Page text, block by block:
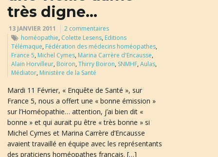
très digne…
13 JANVIER 2011
2 commentaires
homéopathie, Colette Lesens, Editions
Télémaque, Fédération des médecins homéopathes,
France 5, Michel Cymes, Marina Carrère d'Encausse,
Alain Horvilleur, Boiron,Thirry Boiron, SNMHF,Aulas,
Médiator, Ministère de la Santé
Mardi 11 Février, « Enquête de Santé », sur
France 5, nous a offert une « bonne émission »
sur l’Homéopathie… attention, j’ai bien dit «
bonne » et qui aurait pu être « très bonne » si
Michel Cymes et Marina Carrère d’Encausse
avaient travaillé en équipe avec les représentants
des praticiens homéopathes français. […]